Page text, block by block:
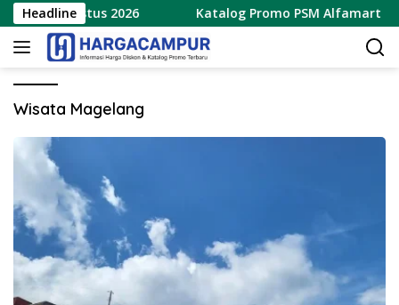
Langsung
ke
konten
Headline
– 16 Agustus 2026 Katalog Promo PSM Alfamart
Wisata Magelang